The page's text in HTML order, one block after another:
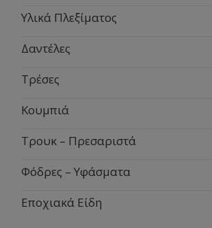
Υλικά Πλεξίματος
Δαντέλες
Τρέσες
Κουμπιά
Τρουκ – Πρεσαριστά
Φόδρες – Υφάσματα
Εποχιακά Είδη